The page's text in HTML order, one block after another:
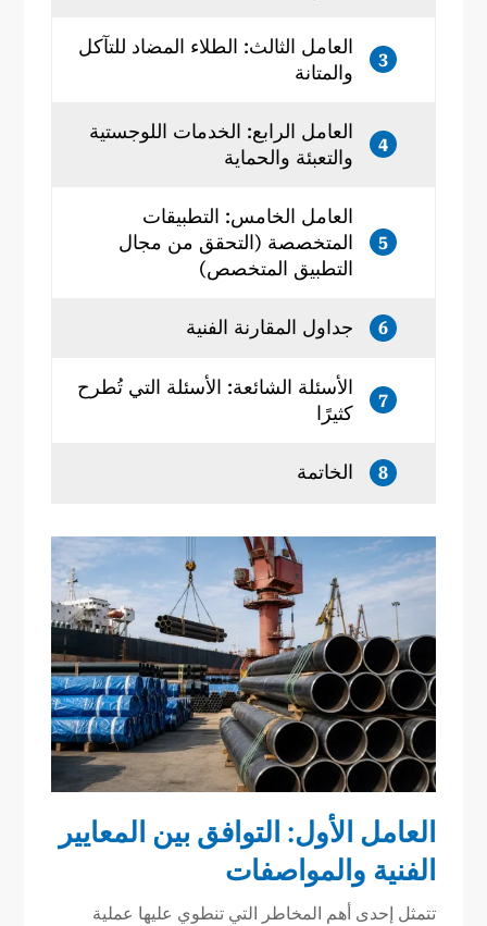
3
العامل الثالث: الطلاء المضاد للتآكل
والمتانة
4
العامل الرابع: الخدمات اللوجستية
والتعبئة والحماية
5
العامل الخامس: التطبيقات
المتخصصة (التحقق من مجال
التطبيق المتخصص)
6 جداول المقارنة الفنية
7
الأسئلة الشائعة: الأسئلة التي تُطرح
كثيرًا
8 الخاتمة
العامل الأول: التوافق بين المعايير
الفنية والمواصفات
تتمثل إحدى أهم المخاطر التي تنطوي عليها عملية